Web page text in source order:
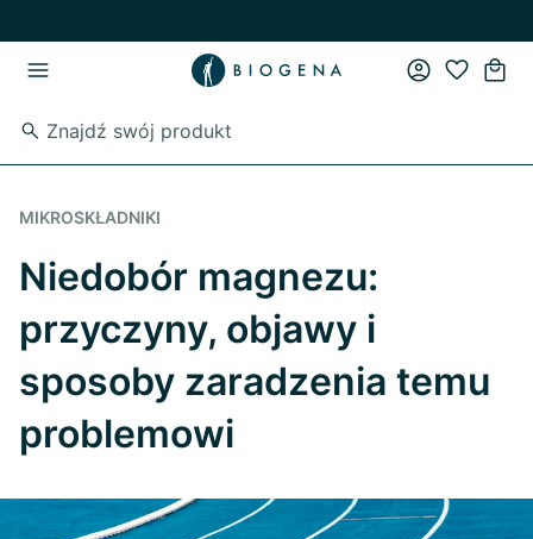
MIKROSKŁADNIKI
Niedobór magnezu:
przyczyny, objawy i
sposoby zaradzenia temu
problemowi